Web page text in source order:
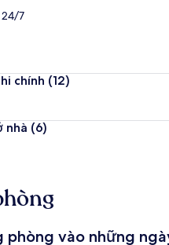
7
chính (12)
nhà (6)
phòng vào những